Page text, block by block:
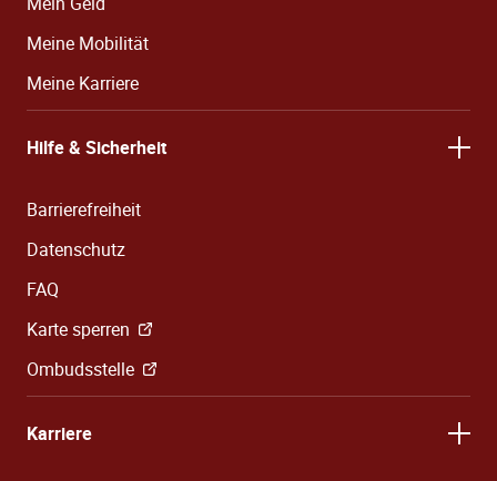
Meine Mobilität
Meine Karriere
Hilfe & Sicherheit
Barrierefreiheit
Datenschutz
FAQ
Karte sperren
Ombudsstelle
Karriere